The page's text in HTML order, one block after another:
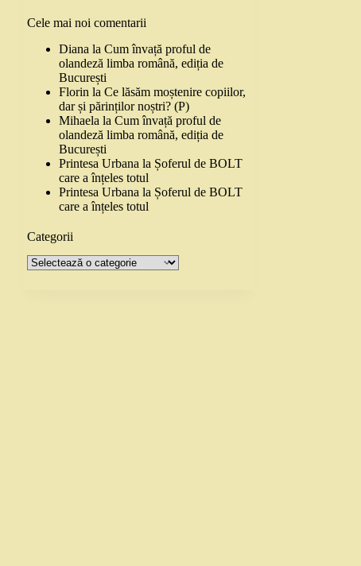
Cele mai noi comentarii
Diana laCum învață proful de
olandeză limba română, ediția de
București
Florin laCe lăsăm moștenire copiilor,
dar și părinților noștri? (P)
Mihaela laCum învață proful de
olandeză limba română, ediția de
București
Printesa Urbana la Șoferul de BOLT
care a înțeles totul
Printesa Urbana la Șoferul de BOLT
care a înțeles totul
Categorii
Categorii